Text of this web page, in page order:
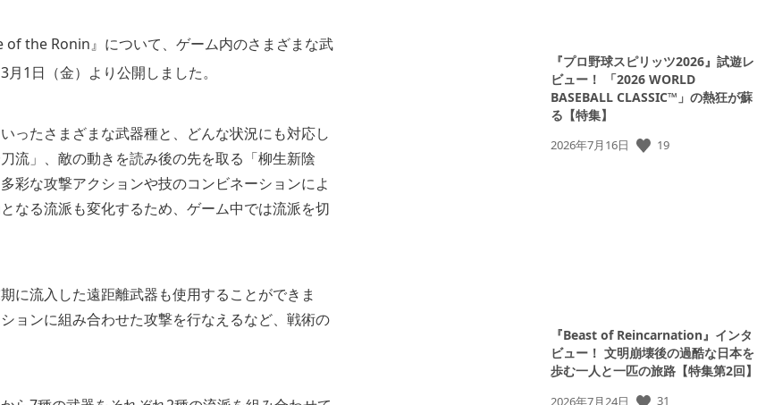
the Ronin』について、ゲーム内のさまざまな武
1日（金）より公開しました。
ったさまざまな武器種と、どんな状況にも対応し
流」、敵の動きを読み後の先を取る「柳生新陰
彩な攻撃アクションや技のコンビネーションによ
なる流派も変化するため、ゲーム中では流派を切
に流入した遠距離武器も使用することができま
ョンに組み合わせた攻撃を行なえるなど、戦術の
『プロ野球スピリッツ2026』試遊レ
ビュー！ 「2026 WORLD
BASEBALL CLASSIC™」の熱狂が蘇
る【特集】
公
2026年7月16日 19
『Beast of Reincarnation』インタ
ビュー！ 文明崩壊後の過酷な日本を
歩む一人と一匹の旅路【特集第2回】
公
2026年7月24日 31